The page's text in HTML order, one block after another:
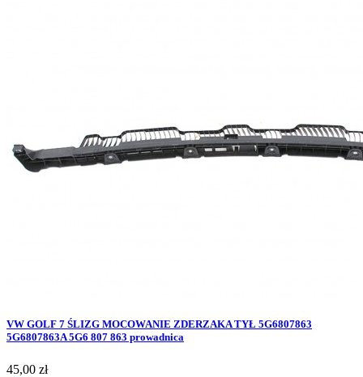
VW GOLF 7 ŚLIZG MOCOWANIE ZDERZAKA TYŁ 5G6807863
5G6807863A 5G6 807 863 prowadnica
Cena
45,00 zł